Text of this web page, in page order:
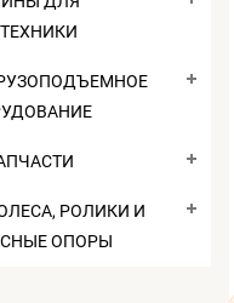
РОЛИКИ И
ОПОРЫ